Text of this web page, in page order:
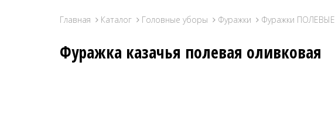
Главная Каталог Головные уборы Фуражки Фуражки ПОЛЕВЫЕ
Фуражка казачья полевая оливковая